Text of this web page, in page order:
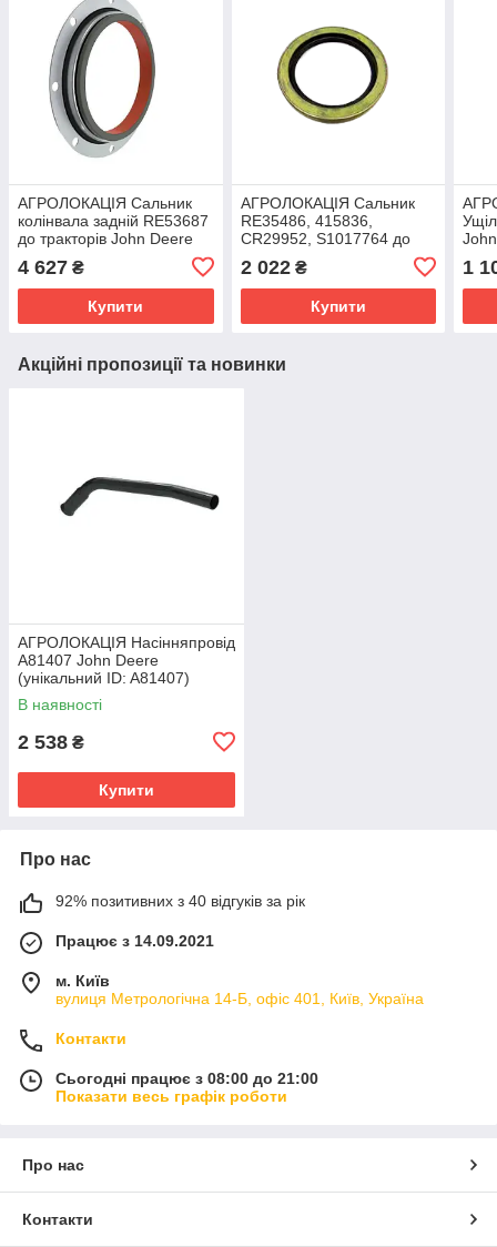
АГРОЛОКАЦІЯ Сальник
колінвала задній RE53687
до тракторів John Deere
9220, 9320, 9420,
4 627 ₴
Купити
АГРОЛОКАЦІЯ Сальник
RE35486, 415836,
CR29952, S1017764 до
8960, 8570, 8770, 8870,
8970,
2 022₴
Купити
1
Акційні пропозиції та новинки
АГРОЛОКАЦІЯ Насінняпровід
A81407 John Deere
(унікальний ID: A81407)
В наявності
2 538 ₴
Купити
Про нас
92% позитивних з 40 відгуків за рік
Працює з 14.09.2021
м. Київ
вулиця Метрологічна 14-Б, офіс 401, Київ, Україна
Контакти
Сьогодні працює з 08:00 до 21:00
Показати весь графік роботи
Про нас
Контакти